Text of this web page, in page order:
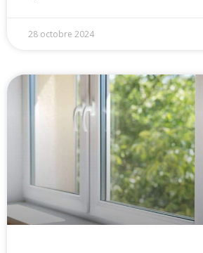
28 octobre 2024